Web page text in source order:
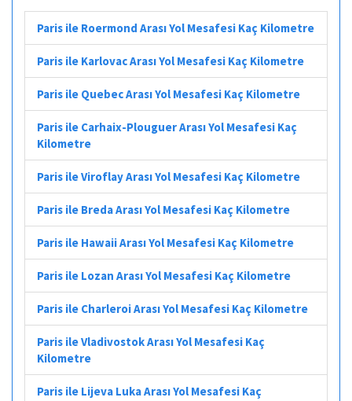
Paris ile Roermond Arası Yol Mesafesi Kaç Kilometre
Paris ile Karlovac Arası Yol Mesafesi Kaç Kilometre
Paris ile Quebec Arası Yol Mesafesi Kaç Kilometre
Paris ile Carhaix-Plouguer Arası Yol Mesafesi Kaç
Kilometre
Paris ile Viroflay Arası Yol Mesafesi Kaç Kilometre
Paris ile Breda Arası Yol Mesafesi Kaç Kilometre
Paris ile Hawaii Arası Yol Mesafesi Kaç Kilometre
Paris ile Lozan Arası Yol Mesafesi Kaç Kilometre
Paris ile Charleroi Arası Yol Mesafesi Kaç Kilometre
Paris ile Vladivostok Arası Yol Mesafesi Kaç
Kilometre
Paris ile Lijeva Luka Arası Yol Mesafesi Kaç